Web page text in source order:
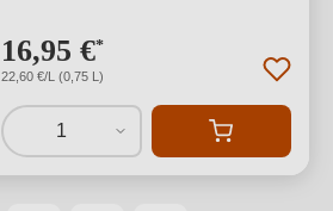
16,95 €*
22,60 €/L (0,75 L)
1